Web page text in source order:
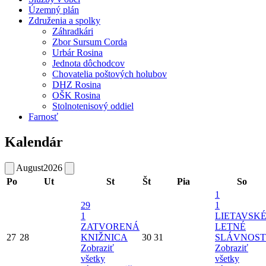
Územný plán
Združenia a spolky
Záhradkári
Zbor Sursum Corda
Urbár Rosina
Jednota dôchodcov
Chovatelia poštových holubov
DHZ Rosina
OŠK Rosina
Stolnotenisový oddiel
Farnosť
Kalendár
August2026
Po
Ut St Št Pia So
27 28
29
1
ZATVORENÁ
KNIŽNICA
Zobraziť
všetky
30 31
1
1
LIETAVSKÉ
LETNÉ
Zobraziť
všetky